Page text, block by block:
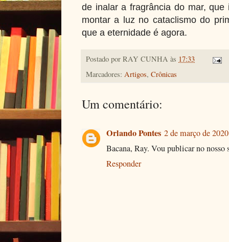
de inalar a fragrância do mar,
montar a luz no cataclismo do
que a eternidade é agora.
Postado por RAY CUNHA às 17:33
Marcadores: Artigos, Crônicas
Um comentário:
Orlando Pontes 2 de março de
Bacana, Ray. Vou publicar no nosso
Responder